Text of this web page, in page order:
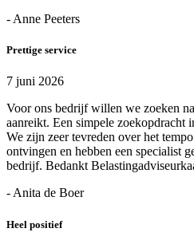
- Anne Peeters
Prettige service
7 juni 2026
Voor ons bedrijf willen we zoeken
aanreikt. Een simpele zoekopdracht
We zijn zeer tevreden over het
ontvingen en hebben een specialist
bedrijf. Bedankt
- Anita de Boer
Heel positief